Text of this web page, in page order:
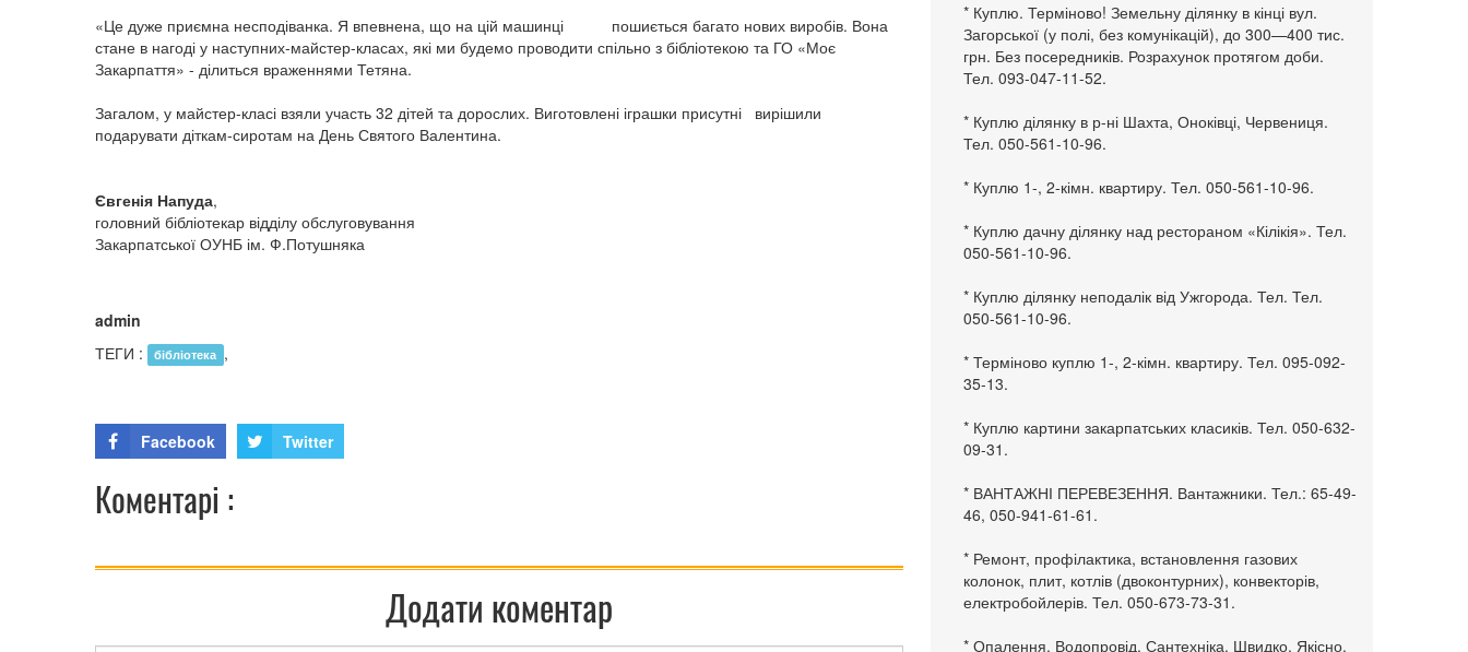
«Це дуже приємна несподіванка. Я впевнена, що на цій машинці пошиється багато нових виробів. Вона
стане в нагоді у наступних-майстер-класах, які ми будемо проводити спільно з бібліотекою та ГО «Моє
Закарпаття» - ділиться враженнями Тетяна.
Загалом, у майстер-класі взяли участь 32 дітей та дорослих. Виготовлені іграшки присутні вирішили
подарувати діткам-сиротам на День Святого Валентина.
Євгенія Напуда,
головний бібліотекар відділу обслуговування
Закарпатської ОУНБ ім. Ф.Потушняка
admin
ТЕГИ :
бібліотека ,
Facebook Twitter
Коментарі :
Додати коментар
* Куплю. Терміново! Земельну ділянку в кінці вул.
Загорської (у полі, без комунікацій), до 300—400 тис.
грн. Без посередників. Розрахунок протягом доби.
Тел. 093-047-11-52.
* Куплю ділянку в р-ні Шахта, Оноківці, Червениця.
Тел. 050-561-10-96.
* Куплю 1-, 2-кімн. квартиру. Тел. 050-561-10-96.
* Куплю дачну ділянку над рестораном «Кілікія». Тел.
050-561-10-96.
* Куплю ділянку неподалік від Ужгорода. Тел. Тел.
050-561-10-96.
* Терміново куплю 1-, 2-кімн. квартиру. Тел. 095-092-
35-13.
* Куплю картини закарпатських класиків. Тел. 050-632-
09-31.
* ВАНТАЖНІ ПЕРЕВЕЗЕННЯ. Вантажники. Тел.: 65-49-
46, 050-941-61-61.
* Ремонт, профілактика, встановлення газових
колонок, плит, котлів (двоконтурних), конвекторів,
електробойлерів. Тел. 050-673-73-31.
* Опалення. Водопровід. Сантехніка. Швидко. Якісно.